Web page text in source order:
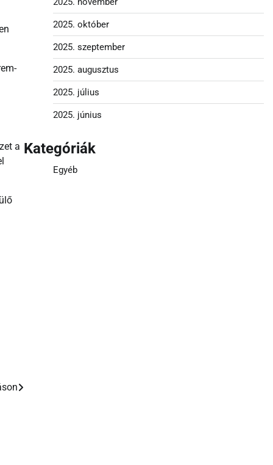
a
2025. október
2025. szeptember
2025. augusztus
2025. július
2025. június
Kategóriák
Egyéb